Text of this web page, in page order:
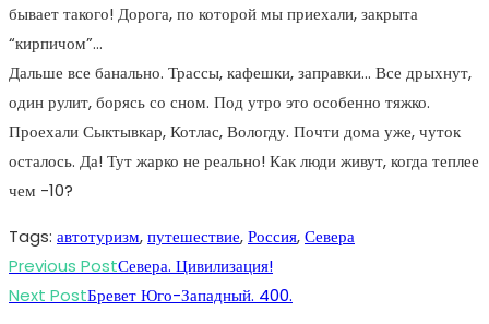
бывает такого! Дорога, по которой мы приехали, закрыта
“кирпичом”…
Дальше все банально. Трассы, кафешки, заправки… Все дрыхнут,
один рулит, борясь со сном. Под утро это особенно тяжко.
Проехали Сыктывкар, Котлас, Вологду. Почти дома уже, чуток
осталось. Да! Тут жарко не реально! Как люди живут, когда теплее
чем -10?
Tags: автотуризм,путешествие,Россия,Севера
Read
more
Previous PostСевера. Цивилизация!
Next PostБревет Юго-Западный. 400.